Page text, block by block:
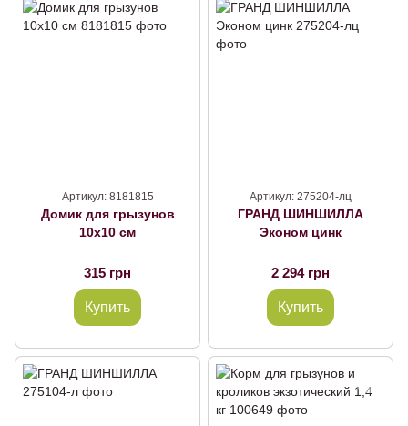
Артикул: 8181815
Домик для грызунов
10х10 см
315 грн
Купить
Артикул: 275204-лц
ГРАНД ШИНШИЛЛА
Эконом цинк
2 294 грн
Купить